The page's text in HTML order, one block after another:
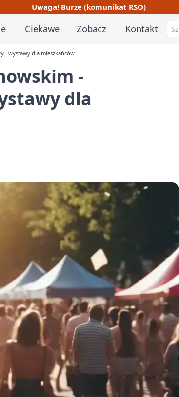
Uwaga! Burze (komunikat RSO)
Ciekawe Zobacz Kontakt
i wystawy dla mieszkańców
-
dla